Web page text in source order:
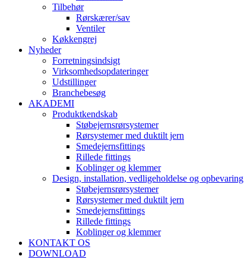
Tilbehør
Rørskærer/sav
Ventiler
Køkkengrej
Nyheder
Forretningsindsigt
Virksomhedsopdateringer
Udstillinger
Branchebesøg
AKADEMI
Produktkendskab
Støbejernsrørsystemer
Rørsystemer med duktilt jern
Smedejernsfittings
Rillede fittings
Koblinger og klemmer
Design, installation, vedligeholdelse og opbevaring
Støbejernsrørsystemer
Rørsystemer med duktilt jern
Smedejernsfittings
Rillede fittings
Koblinger og klemmer
KONTAKT OS
DOWNLOAD